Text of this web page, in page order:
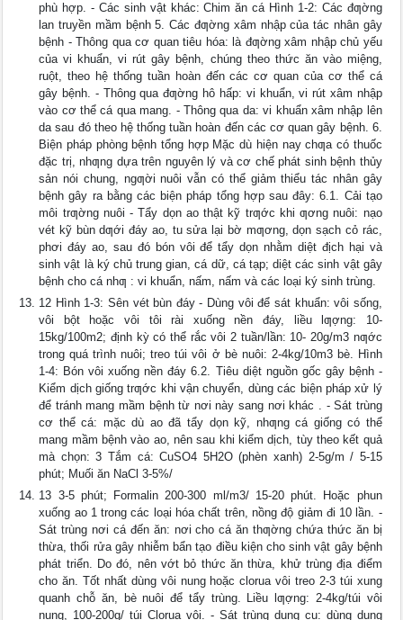
phù hợp. - Các sinh vật khác: Chim ăn cá Hình 1-2: Các đƣờng
lan truyền mầm bệnh 5. Các đƣờng xâm nhập của tác nhân gây
bệnh - Thông qua cơ quan tiêu hóa: là đƣờng xâm nhập chủ yếu
của vi khuẩn, vi rút gây bệnh, chúng theo thức ăn vào miệng,
ruột, theo hệ thống tuần hoàn đến các cơ quan của cơ thể cá
gây bệnh. - Thông qua đƣờng hô hấp: vi khuẩn, vi rút xâm nhập
vào cơ thể cá qua mang. - Thông qua da: vi khuẩn xâm nhập lên
da sau đó theo hệ thống tuần hoàn đến các cơ quan gây bệnh. 6.
Biện pháp phòng bệnh tổng hợp Mặc dù hiện nay chƣa có thuốc
đặc trị, nhƣng dựa trên nguyên lý và cơ chế phát sinh bệnh thủy
sản nói chung, ngƣời nuôi vẫn có thể giảm thiểu tác nhân gây
bệnh gây ra bằng các biện pháp tổng hợp sau đây: 6.1. Cải tạo
môi trƣờng nuôi - Tẩy dọn ao thật kỹ trƣớc khi ƣơng nuôi: nạo
vét kỹ bùn dƣới đáy ao, tu sửa lại bờ mƣơng, dọn sạch cỏ rác,
phơi đáy ao, sau đó bón vôi để tẩy dọn nhằm diệt địch hại và
sinh vật là ký chủ trung gian, cá dữ, cá tạp; diệt các sinh vật gây
bệnh cho cá nhƣ : vi khuẩn, nấm, nấm và các loại ký sinh trùng.
12 Hình 1-3: Sên vét bùn đáy - Dùng vôi để sát khuẩn: vôi sống,
vôi bột hoặc vôi tôi rài xuống nền đáy, liều lƣợng: 10-
15kg/100m2; định kỳ có thể rắc vôi 2 tuần/lần: 10- 20g/m3 nƣớc
trong quá trình nuôi; treo túi vôi ở bè nuôi: 2-4kg/10m3 bè. Hình
1-4: Bón vôi xuống nền đáy 6.2. Tiêu diệt nguồn gốc gây bệnh -
Kiểm dịch giống trƣớc khi vận chuyển, dùng các biện pháp xử lý
để tránh mang mầm bệnh từ nơi này sang nơi khác . - Sát trùng
cơ thể cá: mặc dù ao đã tẩy dọn kỹ, nhƣng cá giống có thể
mang mầm bệnh vào ao, nên sau khi kiểm dịch, tùy theo kết quả
mà chọn: 3 Tắm cá: CuSO4 5H2O (phèn xanh) 2-5g/m / 5-15
phút; Muối ăn NaCl 3-5%/
13 3-5 phút; Formalin 200-300 ml/m3/ 15-20 phút. Hoặc phun
xuống ao 1 trong các loại hóa chất trên, nồng độ giảm đi 10 lần. -
Sát trùng nơi cá đến ăn: nơi cho cá ăn thƣờng chứa thức ăn bị
thừa, thối rửa gây nhiễm bẩn tạo điều kiện cho sinh vật gây bệnh
phát triển. Do đó, nên vớt bỏ thức ăn thừa, khử trùng địa điểm
cho ăn. Tốt nhất dùng vôi nung hoặc clorua vôi treo 2-3 túi xung
quanh chỗ ăn, bè nuôi để tẩy trùng. Liều lƣợng: 2-4kg/túi vôi
nung, 100-200g/ túi Clorua vôi. - Sát trùng dụng cụ: dùng dung